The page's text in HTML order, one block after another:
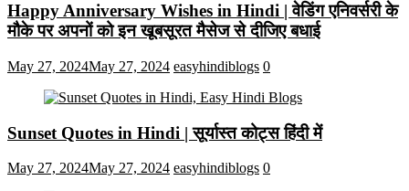
Happy Anniversary Wishes in Hindi | वेडिंग एनिवर्सरी के
मौके पर अपनों को इन खूबसूरत मैसेज से दीजिए बधाई
May 27, 2024May 27, 2024 easyhindiblogs 0
Sunset Quotes in Hindi | सूर्यास्त कोट्स हिंदी में
May 27, 2024May 27, 2024 easyhindiblogs 0